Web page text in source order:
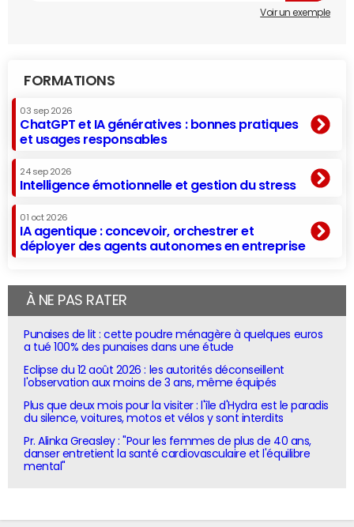
Voir un exemple
FORMATIONS
03 sep 2026
ChatGPT et IA génératives : bonnes pratiques
et usages responsables
24 sep 2026
Intelligence émotionnelle et gestion du stress
01 oct 2026
IA agentique : concevoir, orchestrer et
déployer des agents autonomes en entreprise
À NE PAS RATER
Punaises de lit : cette poudre ménagère à quelques euros
a tué 100% des punaises dans une étude
Eclipse du 12 août 2026 : les autorités déconseillent
l'observation aux moins de 3 ans, même équipés
Plus que deux mois pour la visiter : l'île d'Hydra est le paradis
du silence, voitures, motos et vélos y sont interdits
Pr. Alinka Greasley : "Pour les femmes de plus de 40 ans,
danser entretient la santé cardiovasculaire et l'équilibre
mental"